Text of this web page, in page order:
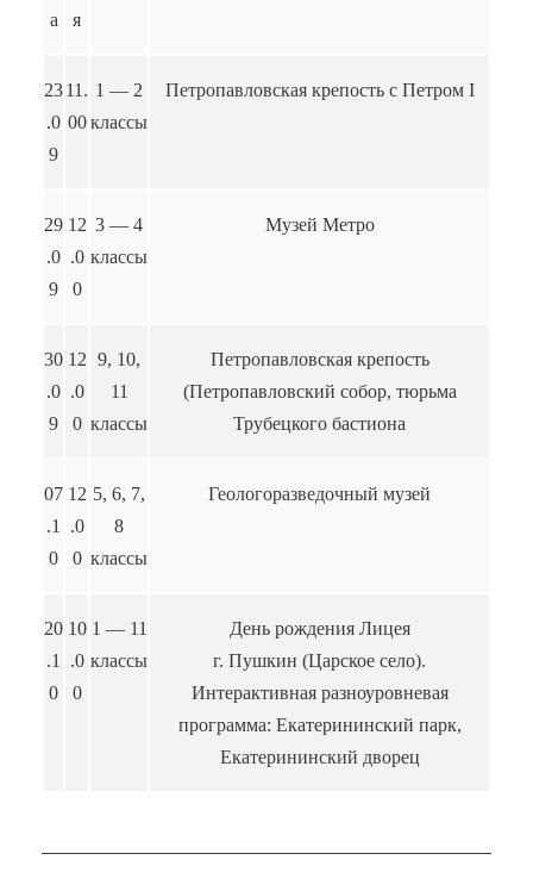
а
я
23
.0
9
11.
00
1 — 2
классы
Петропавловская крепость с Петром I
29
.0
9
12
.0
0
3 — 4
классы
Музей Метро
30
.0
9
12
.0
0
9, 10,
11
классы
Петропавловская крепость
(Петропавловский собор, тюрьма
Трубецкого бастиона
07
.1
0
12
.0
0
5, 6, 7,
8
классы
Геологоразведочный музей
20
.1
0
10
.0
0
1 — 11
классы
День рождения Лицея
г. Пушкин (Царское село).
Интерактивная разноуровневая
программа: Екатерининский парк,
Екатерининский дворец